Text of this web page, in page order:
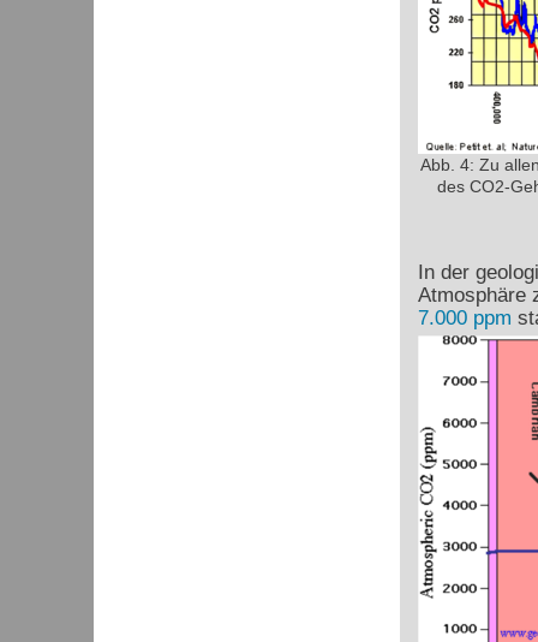
Abb. 4: Zu
des CO2-
In der
Atmosphäre
7.000 ppm